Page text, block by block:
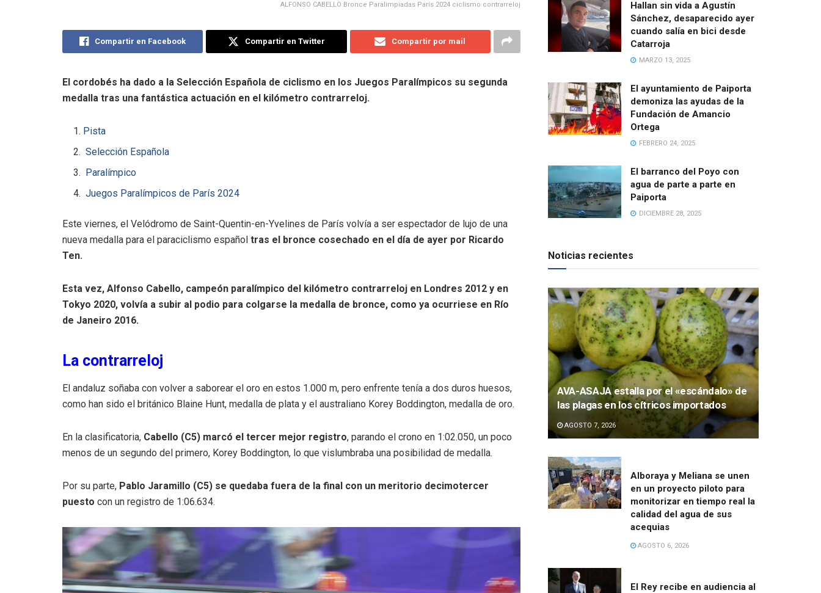
ALFONSO CABELLO Bronce Paralimpiadas París 2024 ciclismo contrarreloj
Compartir en Facebook Compartir en Twitter Compartir por mail
El cordobés ha dado a la Selección Española de ciclismo en los Juegos Paralímpicos su segunda
medalla tras una fantástica actuación en el kilómetro contrarreloj.
Pista
Selección Española
Paralímpico
Juegos Paralímpicos de París 2024
Este viernes, el Velódromo de Saint-Quentin-en-Yvelines de París volvía a ser espectador de lujo de una
nueva medalla para el paraciclismo español tras el bronce cosechado en el día de ayer por Ricardo
Ten.
Esta vez, Alfonso Cabello, campeón paralímpico del kilómetro contrarreloj en Londres 2012 y en
Tokyo 2020, volvía a subir al podio para colgarse la medalla de bronce, como ya ocurriese en Río
de Janeiro 2016.
La contrarreloj
El andaluz soñaba con volver a saborear el oro en estos 1.000 m, pero enfrente tenía a dos duros huesos,
como han sido el británico Blaine Hunt, medalla de plata y el australiano Korey Boddington, medalla de oro.
En la clasificatoria, Cabello (C5) marcó el tercer mejor registro, parando el crono en 1:02.050, un poco
menos de un segundo del primero, Korey Boddington, lo que vislumbraba una posibilidad de medalla.
Por su parte, Pablo Jaramillo (C5) se quedaba fuera de la final con un meritorio decimotercer
puesto con un registro de 1:06.634.
Hallan sin vida a Agustín
Sánchez, desaparecido ayer
cuando salía en bici desde
Catarroja
MARZO 13, 2025
El ayuntamiento de Paiporta
demoniza las ayudas de la
Fundación de Amancio
Ortega
FEBRERO 24, 2025
El barranco del Poyo con
agua de parte a parte en
Paiporta
DICIEMBRE 28, 2025
Noticias recientes
AVA-ASAJA estalla por el «escándalo» de
las plagas en los cítricos importados
AGOSTO 7, 2026
Alboraya y Meliana se unen
en un proyecto piloto para
monitorizar en tiempo real la
calidad del agua de sus
acequias
AGOSTO 6, 2026
El Rey recibe en audiencia al